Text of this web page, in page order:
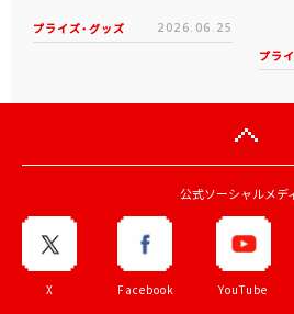
プライズ・グッズ 2026.06.25
プラ
公式ソーシャルメデ
X Facebook YouTube